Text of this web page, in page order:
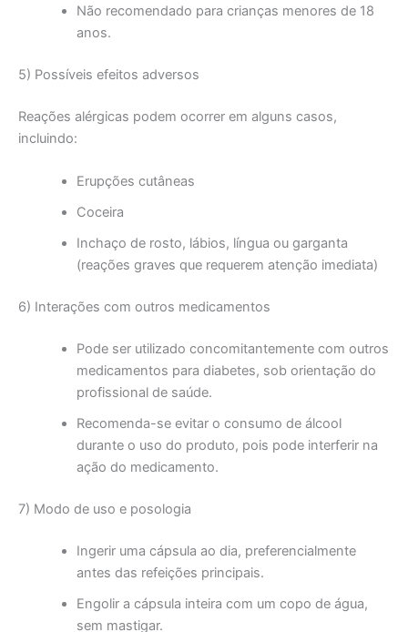
Não recomendado para crianças menores de 18
anos.
5) Possíveis efeitos adversos
Reações alérgicas podem ocorrer em alguns casos,
incluindo:
Erupções cutâneas
Coceira
Inchaço de rosto, lábios, língua ou garganta
(reações graves que requerem atenção imediata)
6) Interações com outros medicamentos
Pode ser utilizado concomitantemente com outros
medicamentos para diabetes, sob orientação do
profissional de saúde.
Recomenda-se evitar o consumo de álcool
durante o uso do produto, pois pode interferir na
ação do medicamento.
7) Modo de uso e posologia
Ingerir uma cápsula ao dia, preferencialmente
antes das refeições principais.
Engolir a cápsula inteira com um copo de água,
sem mastigar.